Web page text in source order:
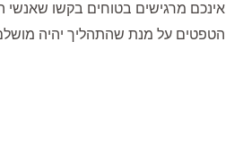
אינכם מרגישים בטוחים בקשו שאנשי
הטפטים על מנת שהתהליך יהיה